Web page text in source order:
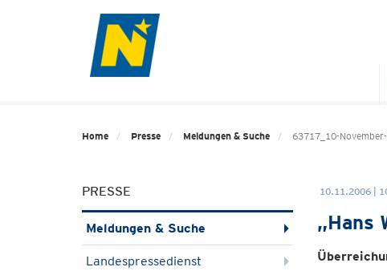
Home Presse Meldungen & Suche 63717_10-
PRESSE
Meldungen & Suche
Landespressedienst
10.11.2006 |
„Hans